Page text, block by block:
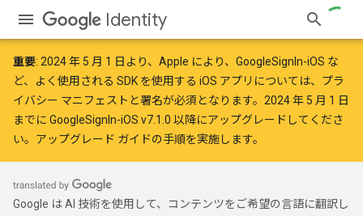
Identity
重要: 2024 年 5 月 1 日 より、Apple により、GoogleSignIn-iOS な
ど、よく使用される SDK を使用する iOS アプリについては、プラ
イバシー マニフェストと署名が必須となります。2024 年 5 月 1 日
までに GoogleSignIn-iOS v7.1.0 以降にアップグレードしてくださ
い。 アップグレード ガイドの手順を実施します。
Google は AI 技術を使用して、コンテンツをご希望の言語に翻訳し